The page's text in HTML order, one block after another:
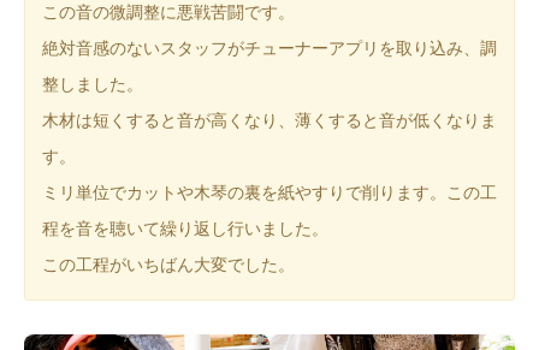
この音の微調整に悪戦苦闘です。
絶対音感のないスタッフがチューナーアプリを取り込み、調
整しました。
木材は短くすると音が高くなり、薄くすると音が低くなりま
す。
ミリ単位でカットや木琴の裏を紙やすりで削ります。この工
程を音を聴いて繰り返し行いました。
この工程がいちばん大変でした。